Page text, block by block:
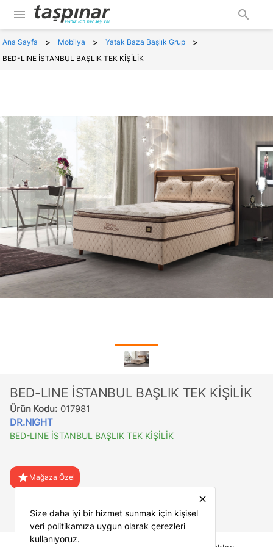
menu search
Ana Sayfa > Mobilya > Yatak Baza Başlık Grup >
BED-LINE İSTANBUL BAŞLIK TEK KİŞİLİK
BED-LINE İSTANBUL BAŞLIK TEK KİŞİLİK
Ürün Kodu: 017981
DR.NIGHT
BED-LINE İSTANBUL BAŞLIK TEK KİŞİLİK
star Mağaza Özel
close
Size daha iyi bir hizmet sunmak için kişisel
veri politikamıza uygun olarak çerezleri
kullanıyoruz.